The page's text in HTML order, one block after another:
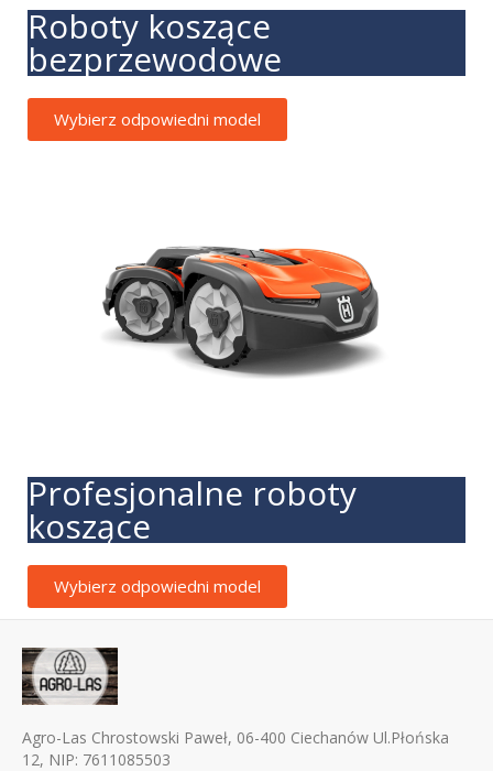
Roboty koszące
bezprzewodowe
Wybierz odpowiedni model
Profesjonalne roboty
koszące
Wybierz odpowiedni model
Agro-Las Chrostowski Paweł, 06-400 Ciechanów Ul.Płońska
12, NIP: 7611085503